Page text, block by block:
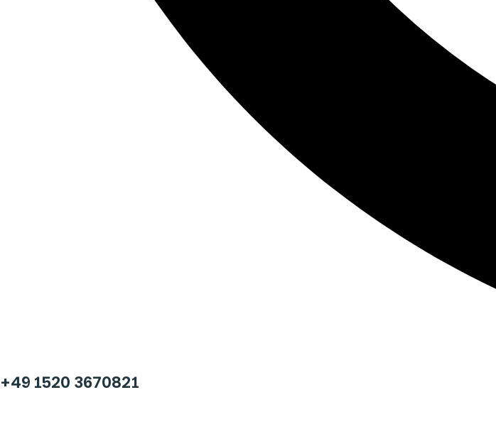
+49 1520 3670821